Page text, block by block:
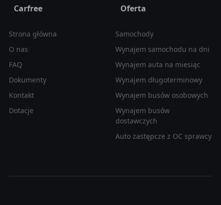
Carfree
Strona główna
O nas
FAQ
Dokumenty
Kontakt
Dotacje
Oferta
Samochody
Wynajem samochodu na dni
Wynajem auta na miesiąc
Wynajem długoterminowy
Wynajem busów osobowych
Wynajem busów
dostawczych
Auto zastępcze z OC sprawcy